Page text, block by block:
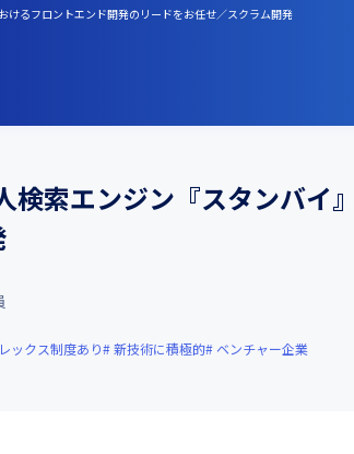
るフロントエンド開発のリードをお任せ／スクラム開発
索エンジン『スタンバイ
ックス制度あり 新技術に積極的 ベンチャー企業